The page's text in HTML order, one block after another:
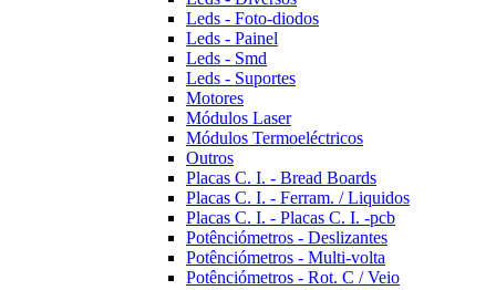
Leds - Foto-diodos
Leds - Painel
Leds - Smd
Leds - Suportes
Motores
Módulos Laser
Módulos Termoeléctricos
Outros
Placas C. I. - Bread Boards
Placas C. I. - Ferram. / Liquidos
Placas C. I. - Placas C. I. -pcb
Potênciómetros - Deslizantes
Potênciómetros - Multi-volta
Potênciómetros - Rot. C / Veio